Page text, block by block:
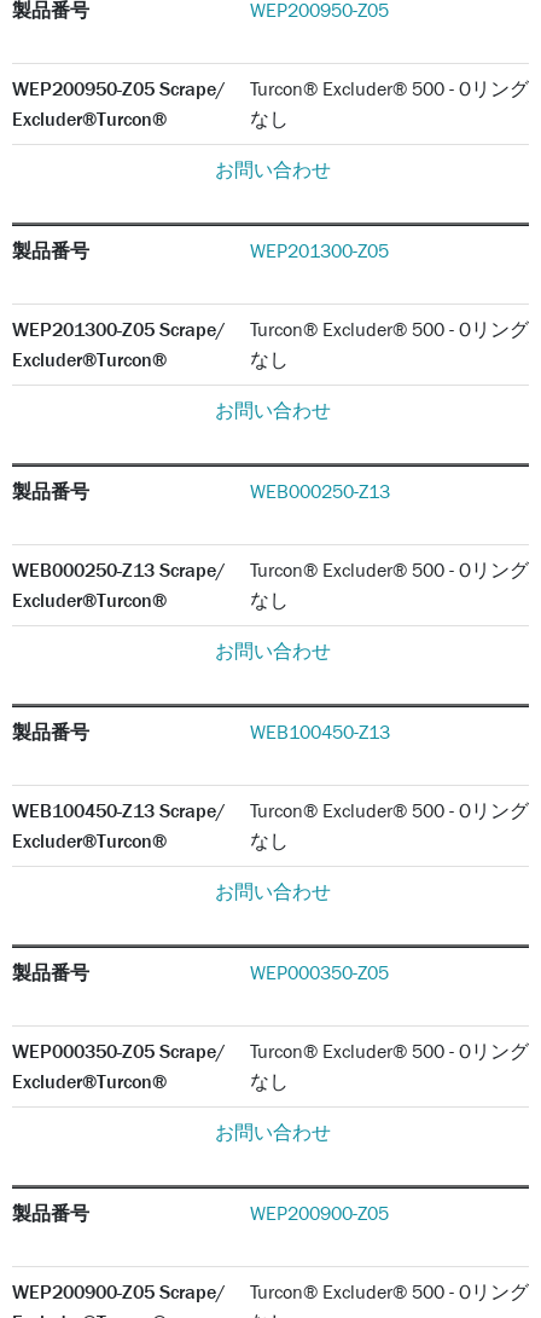
製品番号 WEP200950-Z05
WEP200950-Z05 Scrape/
Excluder®Turcon®
Turcon® Excluder® 500 - Oリング
なし
お問い合わせ
製品番号 WEP201300-Z05
WEP201300-Z05 Scrape/
Excluder®Turcon®
Turcon® Excluder® 500 - Oリング
なし
お問い合わせ
製品番号 WEB000250-Z13
WEB000250-Z13 Scrape/
Excluder®Turcon®
Turcon® Excluder® 500 - Oリング
なし
お問い合わせ
製品番号 WEB100450-Z13
WEB100450-Z13 Scrape/
Excluder®Turcon®
Turcon® Excluder® 500 - Oリング
なし
お問い合わせ
製品番号 WEP000350-Z05
WEP000350-Z05 Scrape/
Excluder®Turcon®
Turcon® Excluder® 500 - Oリング
なし
お問い合わせ
製品番号 WEP200900-Z05
WEP200900-Z05 Scrape/
Turcon® Excluder® 500 - Oリング